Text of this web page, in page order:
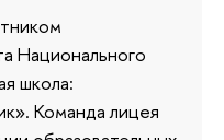
Национального
школа:
Команда лицея